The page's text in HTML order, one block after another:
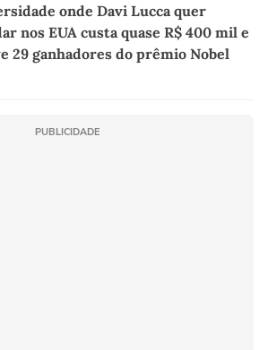
onde Davi Lucca quer
nos EUA custa quase R$ 400 mil e
29 ganhadores do prêmio Nobel
PUBLICIDADE